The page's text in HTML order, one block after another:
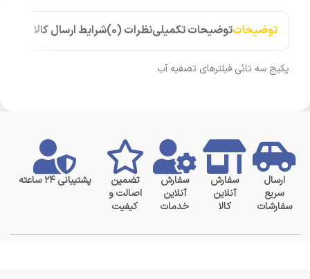
توضیحاتتوضیحات تکمیلینظرات (0) شرایط ارسال کالا
پکیج سه تائی فیلترهای تصفیه آب
ارسال
سریع
سفارشات
سفارش
آنلاین
کالا
سفارش
آنلاین
خدمات
تضمین
اصالت و
کیفیت
پشتیبانی ۲۴ ساعته